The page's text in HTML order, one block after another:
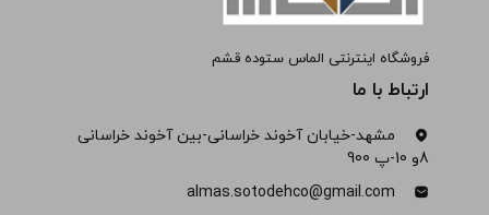
فروشگاه اینترنتی الماس ستوده قشم
ارتباط با ما
مشهد-خیابان آخوند خراسانی-بین آخوند خراسانی
8و 10-پ 900
almas.sotodehco@gmail.com